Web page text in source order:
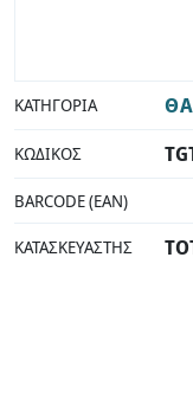
ΚΑΤΗΓΟΡΊΑ
ΚΩΔΙΚΌΣ
BARCODE (EAN)
ΚΑΤΑΣΚΕΥΑΣΤΉΣ